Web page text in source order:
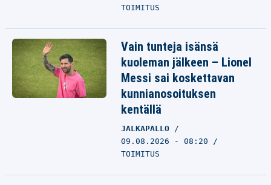
TOIMITUS
Vain tunteja isänsä
kuoleman jälkeen – Lionel
Messi sai koskettavan
kunnianosoituksen
kentällä
JALKAPALLO
09.08.2026 - 08:20
TOIMITUS